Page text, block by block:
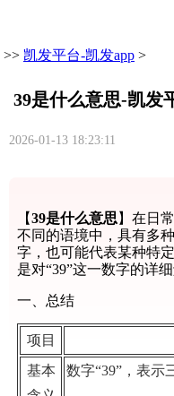
>> 凯发平台-凯发app >
39是什么意思-凯发
2026-01-13 18:23:11
【39是什么意思】在日
不同的语境中，具有多
字，也可能代表某种特
是对“39”这一数字的详细
一、总结
项目
基本
数字“39”，表示